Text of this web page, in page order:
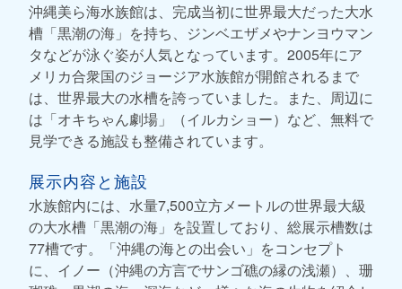
沖縄美ら海水族館は、完成当初に世界最大だった大水
槽「黒潮の海」を持ち、ジンベエザメやナンヨウマン
タなどが泳ぐ姿が人気となっています。2005年にア
メリカ合衆国のジョージア水族館が開館されるまで
は、世界最大の水槽を誇っていました。また、周辺に
は「オキちゃん劇場」（イルカショー）など、無料で
見学できる施設も整備されています。
展示内容と施設
水族館内には、水量7,500立方メートルの世界最大級
の大水槽「黒潮の海」を設置しており、総展示槽数は
77槽です。「沖縄の海との出会い」をコンセプト
に、イノー（沖縄の方言でサンゴ礁の縁の浅瀬）、珊